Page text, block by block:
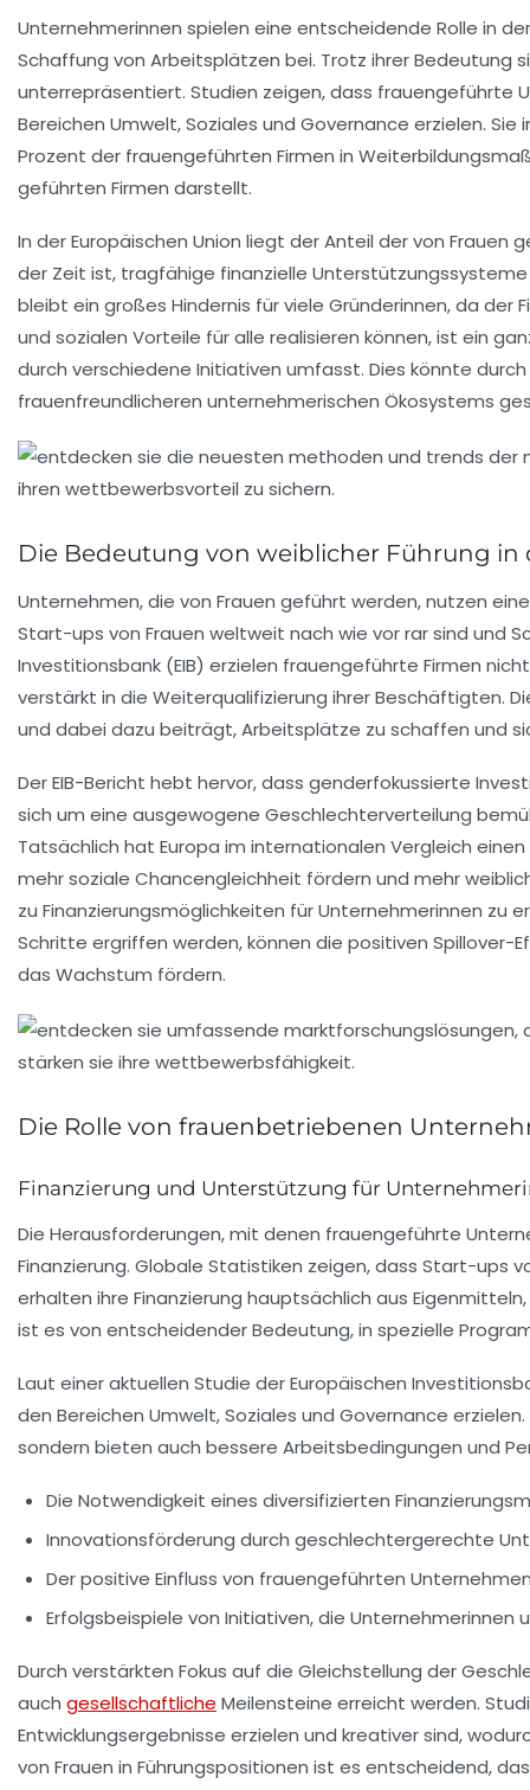
Unternehmerinnen spielen eine entscheidende Rolle in
Schaffung von Arbeitsplätzen bei. Trotz ihrer Bedeutung
unterrepräsentiert. Studien zeigen, dass frauengeführte
Bereichen Umwelt, Soziales und Governance erzielen. Sie
Prozent der frauengeführten Firmen in
geführten Firmen darstellt.
In der Europäischen Union liegt der Anteil der von Frauen
der Zeit ist, tragfähige finanzielle
bleibt ein großes Hindernis für viele Gründerinnen, da
und sozialen Vorteile für alle realisieren können, ist ein
durch verschiedene Initiativen umfasst. Dies könnte
frauenfreundlicheren unternehmerischen Ökosystems
Die Bedeutung von weiblicher Führung in
Unternehmen, die von Frauen geführt werden, nutzen
Start-ups von Frauen weltweit nach wie vor rar sind und
Investitionsbank (EIB) erzielen frauengeführte Firmen
verstärkt in die Weiterqualifizierung ihrer Beschäftigten.
und dabei dazu beiträgt, Arbeitsplätze zu schaffen und
Der EIB-Bericht hebt hervor, dass genderfokussierte
sich um eine ausgewogene Geschlechterverteilung
Tatsächlich hat Europa im internationalen Vergleich
mehr soziale Chancengleichheit fördern und mehr
zu Finanzierungsmöglichkeiten für Unternehmerinnen zu
Schritte ergriffen werden, können die positiven
das Wachstum fördern.
Die Rolle von frauenbetriebenen
Finanzierung und Unterstützung für
Die Herausforderungen, mit denen frauengeführte
Finanzierung. Globale Statistiken zeigen, dass Start-ups
erhalten ihre Finanzierung hauptsächlich aus
ist es von entscheidender Bedeutung, in spezielle
Laut einer aktuellen Studie derEuropäischen
den Bereichen Umwelt, Soziales und Governance
sondern bieten auch bessere Arbeitsbedingungen und
Die Notwendigkeit eines diversifizierten
Innovationsförderung durch geschlechtergerechte
Der positive Einfluss von frauengeführten
Erfolgsbeispiele von Initiativen, die Unternehmerinnen
Durch verstärkten Fokus auf die Gleichstellung der
auch gesellschaftliche Meilensteine erreicht werden.
Entwicklungsergebnisse erzielen und kreativer sind,
von Frauen in Führungspositionen ist es entscheidend,